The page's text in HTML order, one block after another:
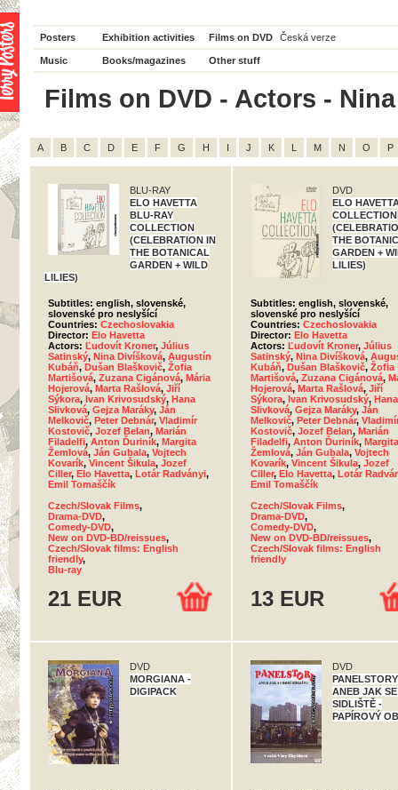
Posters Exhibition activities Films on DVD Česká verze
Music Books/magazines Other stuff
Films on DVD - Actors -
A B C D E F G H I J K L M N O P
BLU-RAY
ELO HAVETTA
BLU-RAY
COLLECTION
(CELEBRATION IN
THE BOTANICAL
GARDEN + WILD
LILIES)
Subtitles: english, slovenské,
slovenské pro neslyšící
Countries: Czechoslovakia
Director: Elo Havetta
Actors: Ľudovít Kroner, Július
Satinský, Nina Divíšková, Augustín
Kubáň, Dušan Blaškovič, Žofia
Martišová, Zuzana Cigánová, Mária
Hojerová, Marta Rašlová, Jiří
Sýkora, Ivan Krivosudský, Hana
Slivková, Gejza Maráky, Ján
Melkovič, Peter Debnár, Vladimír
Kostovič, Jozef Belan, Marián
Filadelfi, Anton Ďuriník, Margita
Žemlová, Ján Gubala, Vojtech
Kovarík, Vincent Šikula, Jozef
Ciller, Elo Havetta, Lotár Radványi,
Emil Tomaščík
Czech/Slovak Films,
Drama-DVD,
Comedy-DVD,
New on DVD-BD/reissues,
Czech/Slovak films: English
friendly,
Blu-ray
21 EUR
DVD
ELO
COLLECTION
THE
GARDEN +
LILIES)
Subtitles: english, slovenské,
slovenské pro neslyšící
Countries: Czechoslovakia
Director: Elo Havetta
Actors: Ľudovít Kroner, Július
Satinský, Nina Divíšková,
Kubáň, Dušan Blaškovič, Žofia
Martišová, Zuzana Cigánová,
Hojerová, Marta Rašlová, Jiří
Sýkora, Ivan Krivosudský, Hana
Slivková, Gejza Maráky, Ján
Melkovič, Peter Debnár,
Kostovič, Jozef Belan, Marián
Filadelfi, Anton Ďuriník, Margita
Žemlová, Ján Gubala, Vojtech
Kovarík, Vincent Šikula, Jozef
Ciller, Elo Havetta, Lotár
Emil Tomaščík
Czech/Slovak Films,
Drama-DVD,
Comedy-DVD,
New on DVD-BD/reissues,
Czech/Slovak films: English
friendly
13 EUR
DVD
MORGIANA -
DIGIPACK
DVD
PANELSTORY
ANEB JAK
SIDLIŠTĚ -
PAPÍROVÝ